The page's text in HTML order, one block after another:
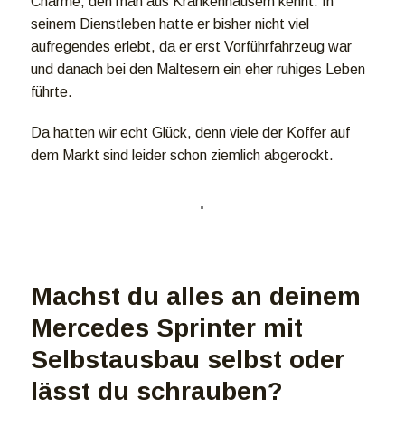
seinem Dienstleben hatte er bisher nicht viel
aufregendes erlebt, da er erst Vorführfahrzeug war
und danach bei den Maltesern ein eher ruhiges Leben
führte.
Da hatten wir echt Glück, denn viele der Koffer auf
dem Markt sind leider schon ziemlich abgerockt.
Machst du alles an deinem
Mercedes Sprinter mit
Selbstausbau selbst oder
lässt du schrauben?